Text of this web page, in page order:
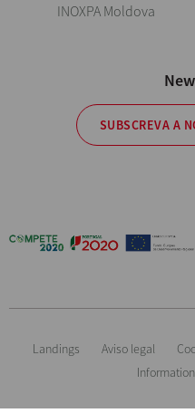
INOXPA Moldova
SUBSCREVA A
Landings Aviso legal